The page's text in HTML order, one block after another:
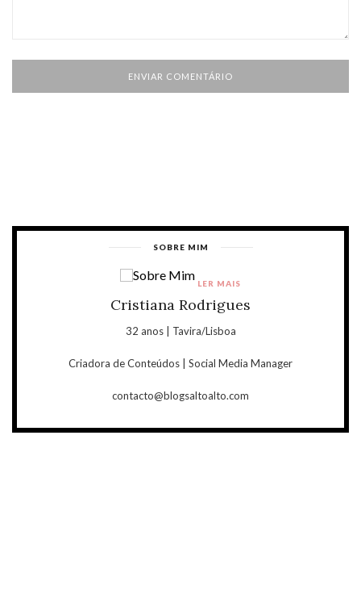
SOBRE MIM
Cristiana Rodrigues
32 anos | Tavira/Lisboa
Criadora de Conteúdos | Social Media Manager
contacto@blogsaltoalto.com
LER MAIS